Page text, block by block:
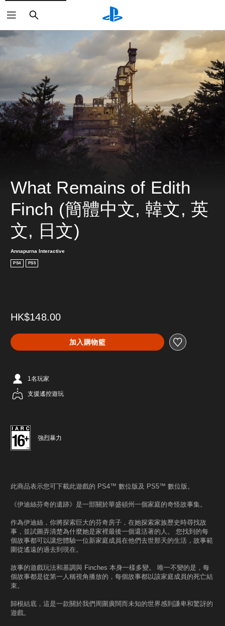
搜
尋
What Remains of Edith
Finch (簡體中文, 韓文, 英
文, 日文)
Annapurna Interactive
PS4 PS5
HK$148.00
加入購物籃
1名玩家
支援遙控遊玩
強烈暴力
此商品表示您可下載此遊戲的 PS4™ 數位版及 PS5™ 數位版。
《伊迪絲芬奇的遺跡》是一部關於華盛頓州一個家庭的奇怪故事集。
作為伊迪絲，你將探索巨大的芬奇房子，在她探索家族歷史時尋找故
事，並試圖弄清楚為什麼她是家裡最後一個還活著的人。 您找到的每
個故事都可以讓您體驗一位新家庭成員在他們去世那天的生活，故事範
圍從遙遠的過去到現在。
故事的遊戲玩法和基調與 Finches 本身一樣多變。 唯一不變的是，每
個故事都是從第一人稱視角播放的，每個故事都以該家庭成員的死亡結
束。
歸根結底，這是一款關於我們周圍廣闊而未知的世界感到謙卑和驚訝的
遊戲。